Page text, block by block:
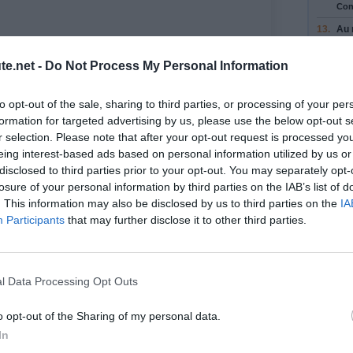
- Do Not Process My Personal Information
opt-out of the sale, sharing to third parties, or processing of your
for targeted advertising by us, please use the below opt-out
selection. Please note that after your opt-out request is processed
interest-based ads based on personal information utilized by us
to third parties prior to your opt-out. You may separately
of your personal information by third parties on the IAB’s list of
This information may also be disclosed by us to third parties on the
Participants that may further disclose it to other third parties.
Data Processing Opt Outs
opt-out of the Sharing of my personal data.
(moins de 30)
13. Au
15. Au
16. Au